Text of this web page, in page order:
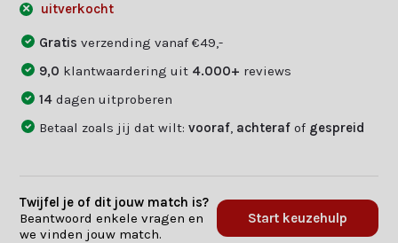
uitverkocht
Gratisverzending vanaf €49,-
9,0 klantwaardering uit 4.000+ reviews
14dagen uitproberen
Betaal zoals jij dat wilt:vooraf achteraf of gespreid
Twijfel je of dit jouw match is?
Beantwoord enkele vragen en
we vinden jouw match.
Start keuzehulp